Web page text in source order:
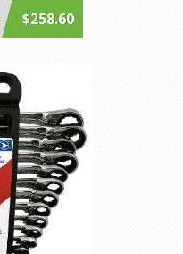
$258.60